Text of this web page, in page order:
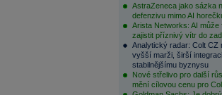
AstraZeneca jako sázka
defenzivu mimo AI
Arista Networks: AI může
zajistit příznivý vítr do zad
Analytický radar: Colt CZ
vyšší marži, širší
stabilnějšímu byznysu
Nové střelivo pro další
mění cílovou cenu pro